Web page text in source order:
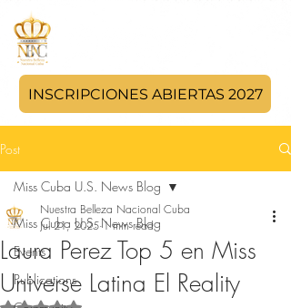
INSCRIPCIONES ABIERTAS 2027
Post
Miss Cuba U.S. News Blog
Events
Publications
Miss Cuba U.S. News Blog
Laura Perez Top 5 en Miss
Universe Latina El Reality
Nuestra Belleza Nacional Cuba
Jul 21, 2025 1 min read